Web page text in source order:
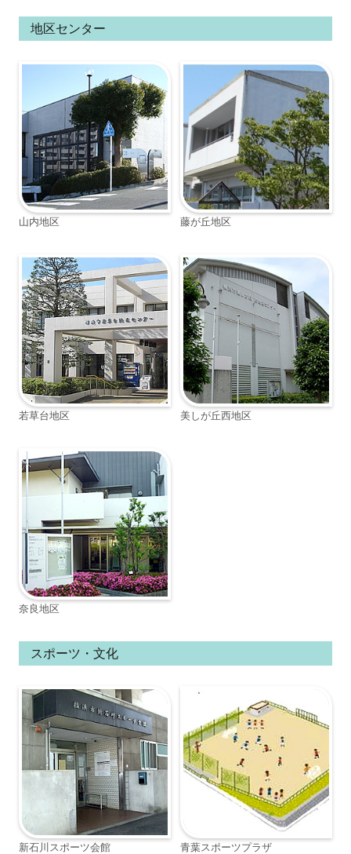
地区センター
山内地区 藤が丘地区
若草台地区 美しが丘西地区
奈良地区
スポーツ・文化
新石川スポーツ会館 青葉スポーツプラザ